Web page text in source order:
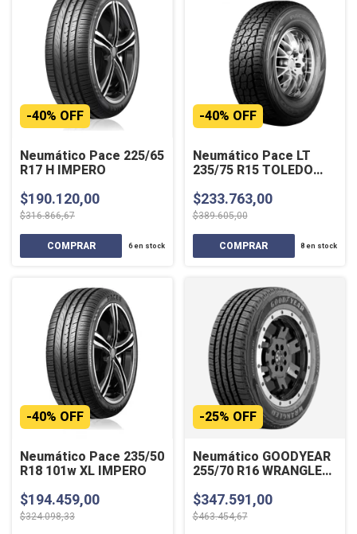
Neumático Pace 225/65
R17 H IMPERO
-40% OFF
$190.120,00
$316.866,67
6en stock
Neumático Pace LT
235/75 R15 TOLEDO
-40% OFF
$233.763,00
$389.605,00
8 en stock
Neumático Pace 235/50
R18 101w XL IMPERO
-40% OFF
$194.459,00
$324.098,33
Neumático GOODYEAR
255/70 R16 WRANGLER
-25% OFF
$347.591,00
$463.454,67